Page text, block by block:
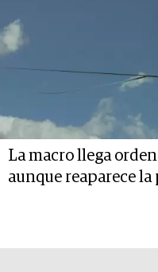
La macro llega
aunque reaparece